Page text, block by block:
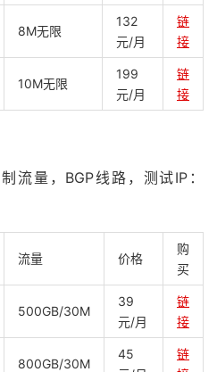
8M无限
132
元/月
链
接
10M无限
199
元/月
链
接
流量，BGP线路，测试IP：
流量 价格
购
买
500GB/30M
39
元/月
链
接
800GB/30M
45
链